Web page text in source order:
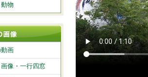
物
画
像・一行四窓